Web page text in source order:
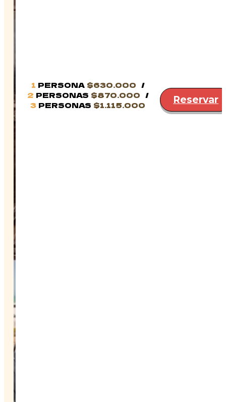
1 PERSONA $630.000
2 PERSONAS $870.000
3 PERSONAS $1.115.000 Reservar